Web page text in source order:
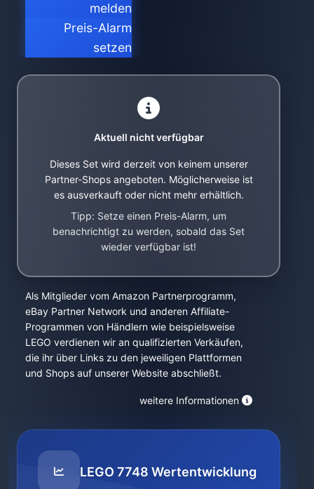
melden
Preis-Alarm
setzen
Aktuell nicht verfügbar
Dieses Set wird derzeit von keinem unserer
Partner-Shops angeboten. Möglicherweise ist
es ausverkauft oder nicht mehr erhältlich.
Tipp: Setze einen Preis-Alarm, um
benachrichtigt zu werden, sobald das Set
wieder verfügbar ist!
Als Mitglieder vom Amazon Partnerprogramm,
eBay Partner Network und anderen Affiliate-
Programmen von Händlern wie beispielsweise
LEGO verdienen wir an qualifizierten Verkäufen,
die ihr über Links zu den jeweiligen Plattformen
und Shops auf unserer Website abschließt.
weitere Informationen
LEGO 7748 Wertentwicklung